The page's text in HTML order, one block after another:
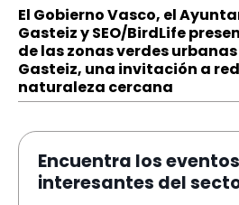
El Gobierno Vasco, el
Gasteiz y SEO/BirdLife
de las zonas verdes
Gasteiz, una invitación a
naturaleza cercana
Encuentra los
interesantes del